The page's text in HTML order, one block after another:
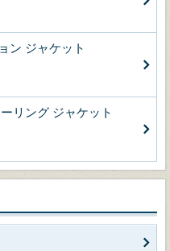
ン ジャケット
リング ジャケット